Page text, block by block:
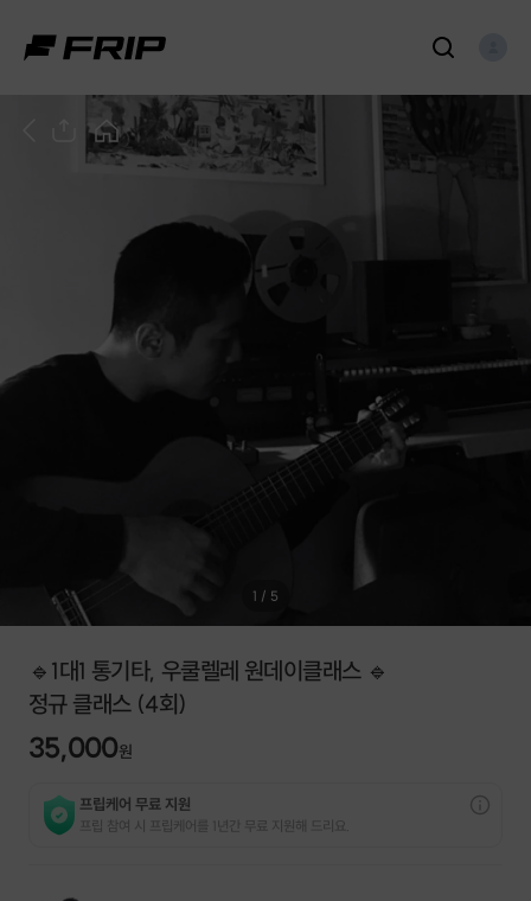
1 / 5
🔹1대1 통기타, 우쿨렐레 원데이클래스 🔹
정규 클래스 (4회)
35,000원
프립케어 무료 지원
프립 참여 시 프립케어를 1년간 무료 지원해 드리요.